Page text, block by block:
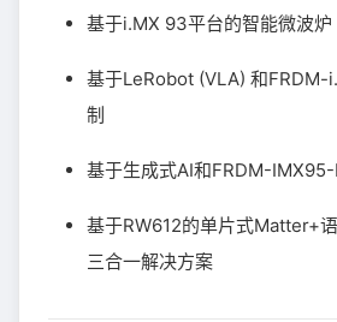
基于i.MX 93平台的智能微波炉
基于LeRobot (VLA) 和FRDM-
制
基于生成式AI和FRDM-IMX95-
基于RW612的单片式Matter+
三合一解决方案